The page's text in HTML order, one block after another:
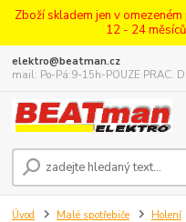
Zboží skladem jen v
12 - 24
elektro@beatman.cz
mail: Po-Pá:9-15h-POUZE PRAC.
Úvod Malé spotřebiče Holení